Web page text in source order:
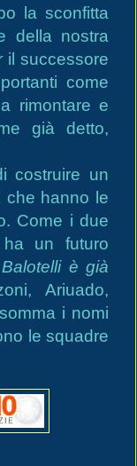
la sconfitta
della nostra
il successore
come
rimontare e
già detto,
costruire un
che hanno le
Come i due
ha un futuro
è già
Ariuado,
i nomi
le squadre